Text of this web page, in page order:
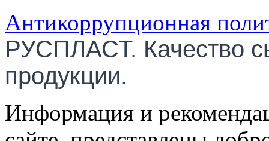
Антикоррупционная
РУСПЛАСТ. Качество
продукции.
Информация и